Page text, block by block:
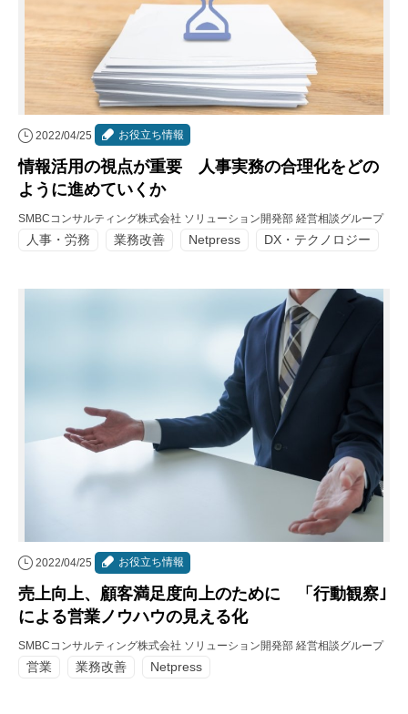
2022/04/25 お役立ち情報
情報活用の視点が重要 人事実務の合理化をどの
ように進めていくか
SMBCコンサルティング株式会社 ソリューション開発部 経営相談グループ
人事・労務 業務改善 Netpress DX・テクノロジー
2022/04/25 お役立ち情報
売上向上、顧客満足度向上のために 「行動観察｣
による営業ノウハウの見える化
SMBCコンサルティング株式会社 ソリューション開発部 経営相談グループ
営業 業務改善 Netpress